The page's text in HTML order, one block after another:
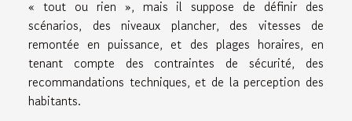
« tout ou rien », mais il suppose de définir des
scénarios, des niveaux plancher, des vitesses de
remontée en puissance, et des plages horaires, en
tenant compte des contraintes de sécurité, des
recommandations techniques, et de la perception des
habitants.